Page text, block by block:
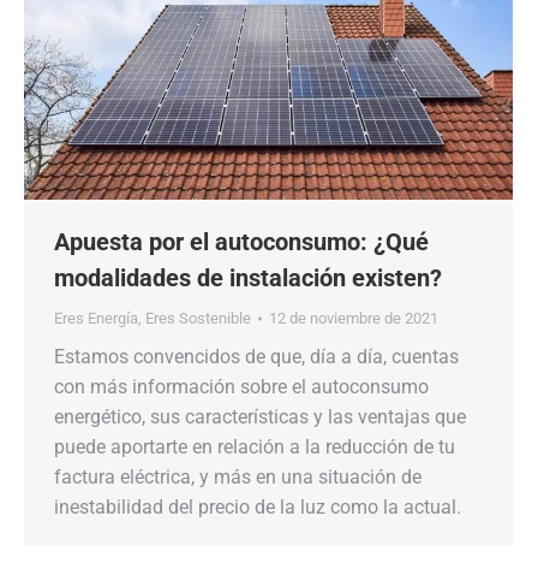
Apuesta por el autoconsumo: ¿Qué
modalidades de instalación existen?
Eres Energía, Eres Sostenible 12 de noviembre de 2021
Estamos convencidos de que, día a día, cuentas
con más información sobre el autoconsumo
energético, sus características y las ventajas que
puede aportarte en relación a la reducción de tu
factura eléctrica, y más en una situación de
inestabilidad del precio de la luz como la actual.